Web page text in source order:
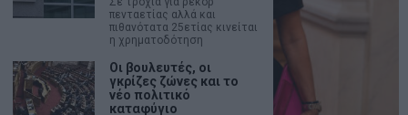
πενταετίας αλλά και
πιθανότατα 25ετίας κινείται
η χρηματοδότηση
Οι βουλευτές, οι
γκρίζες ζώνες και το
νέο πολιτικό
καταφύγιο